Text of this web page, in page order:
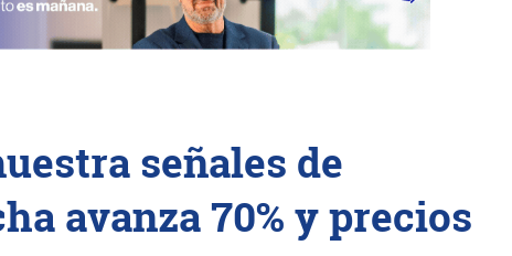
señales de
avanza 70% y precios